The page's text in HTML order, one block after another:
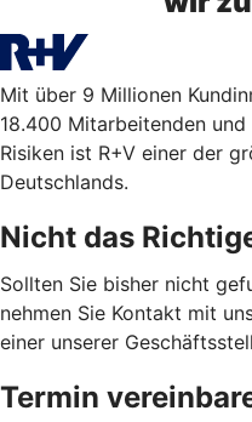
Mit über 9 Millionen
18.400 Mitarbeitenden
Risiken ist R+V einer der
Deutschlands.
Nicht das
Sollten Sie bisher nicht
nehmen Sie Kontakt mit
einer unserer
Termin